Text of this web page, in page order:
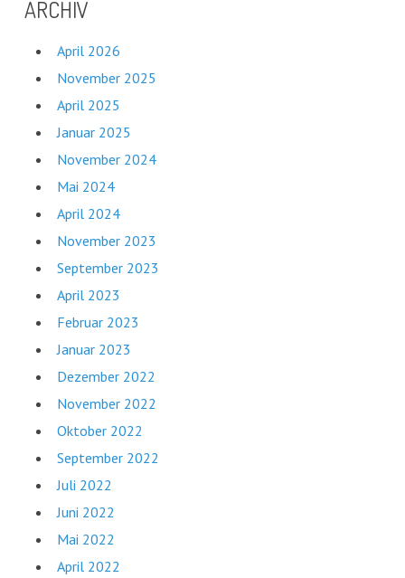
ARCHIV
April 2026
November 2025
April 2025
Januar 2025
November 2024
Mai 2024
April 2024
November 2023
September 2023
April 2023
Februar 2023
Januar 2023
Dezember 2022
November 2022
Oktober 2022
September 2022
Juli 2022
Juni 2022
Mai 2022
April 2022